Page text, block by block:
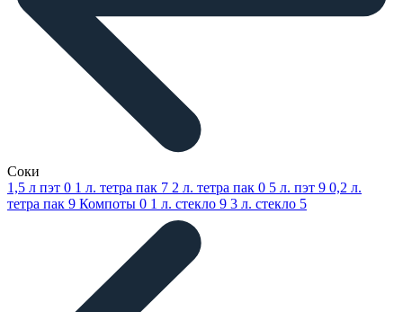
Соки
1,5 л пэт 0 1 л. тетра пак 7 2 л. тетра пак 0 5 л. пэт 9 0,2 л.
тетра пак 9 Компоты 0 1 л. стекло 9 3 л. стекло 5